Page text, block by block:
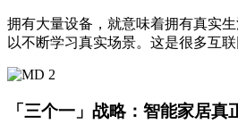
拥有大量设备，就意味着拥有真实
以不断学习真实场景。这是很多互
「三个一」战略：智能家居真